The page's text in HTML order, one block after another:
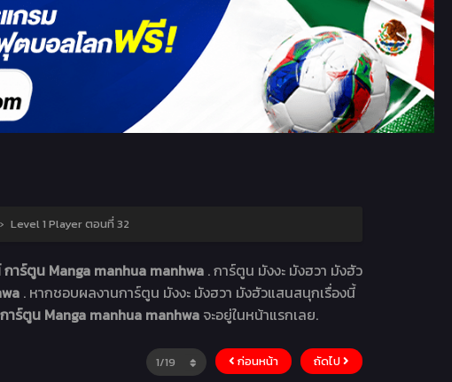
› Level 1 Player ตอนที่ 32
าร์ตูน Manga manhua manhwa . การ์ตูน มังงะ มังฮวา มังฮัว
. หากชอบผลงานการ์ตูน มังงะ มังฮวา มังฮัวแสนสนุกเรื่องนี้
าร์ตูน Manga manhua manhwa จะอยู่ในหน้าแรกเลย.
ก่อนหน้า ถัดไป